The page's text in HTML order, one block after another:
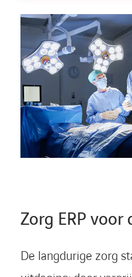
Zorg ERP voor
De langdurige zorg